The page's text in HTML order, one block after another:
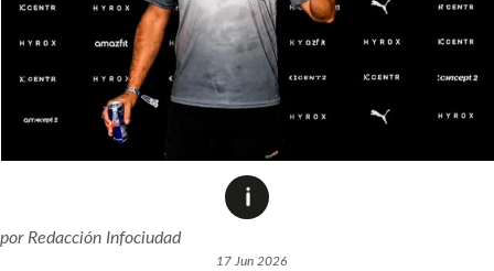
porRedacción Infociudad
17 Jun 2026